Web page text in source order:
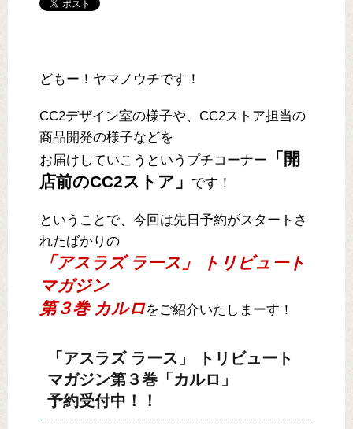
どもー！ヤマノウチです！
CC2デザイン室の様子や、CC2ストア担当の
商品開発の様子などを
お届けしていこうというプチコーナー
「開
店前のCC2ストア」
です！
ということで、今回は先日予約がスタートさ
れたばかりの
「アスラズ ラース」 トリビュート
マガジン
第３巻 カルロをご紹介いたしまーす！
「アスラズ ラース」 トリビュート
マガジン第３巻「カルロ」
予約受付中！！